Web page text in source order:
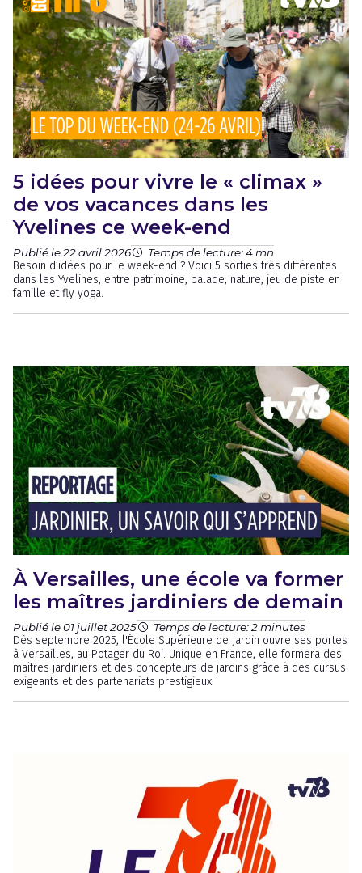
5 idées pour vivre le « climax »
de vos vacances dans les
Yvelines ce week-end
Publié le 22 avril 2026 Temps de lecture: 4 mn
Besoin d’idées pour le week-end ? Voici 5 sorties très différentes
dans les Yvelines, entre patrimoine, balade, nature, jeu de piste en
famille et fly yoga.
À Versailles, une école va former
les maîtres jardiniers de demain
Publié le 01 juillet 2025 Temps de lecture: 2 minutes
Dès septembre 2025, l'École Supérieure de Jardin ouvre ses portes
à Versailles, au Potager du Roi. Unique en France, elle formera des
maîtres jardiniers et des concepteurs de jardins grâce à des cursus
exigeants et des partenariats prestigieux.